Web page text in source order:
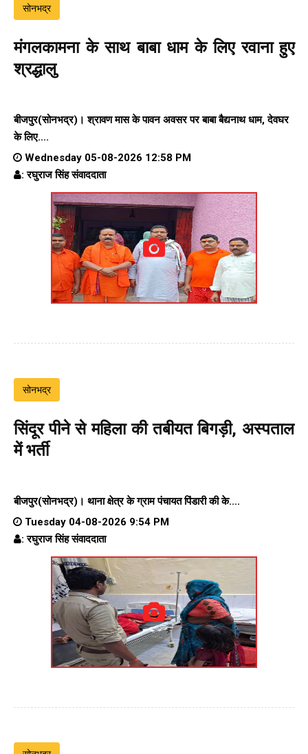
सोनभद्र
मंगलकामना के साथ बाबा धाम के लिए रवाना हुए
श्रद्धालु
बीजपुर(सोनभद्र)। श्रावण मास के पावन अवसर पर बाबा बैद्यनाथ धाम, देवघर
के लिए....
Wednesday 05-08-2026 12:58 PM
: रघुराज सिंह संवाददाता
सोनभद्र
सिंदूर पीने से महिला की तबीयत बिगड़ी, अस्पताल
में भर्ती
बीजपुर(सोनभद्र)। थाना क्षेत्र केग्राम पंचायत पिंडारीकी के....
Tuesday 04-08-2026 9:54 PM
: रघुराज सिंह संवाददाता